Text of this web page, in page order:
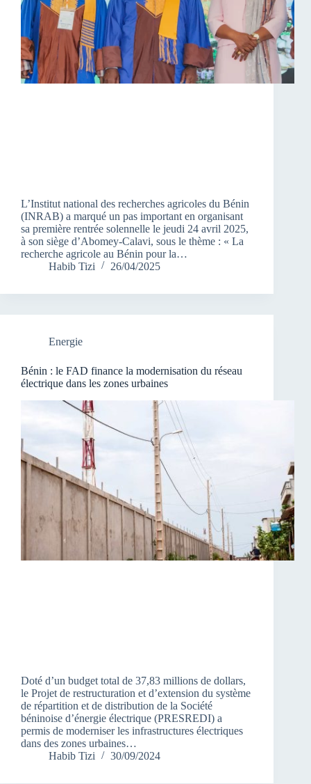
L’Institut national des recherches agricoles du Bénin
(INRAB) a marqué un pas important en organisant
sa première rentrée solennelle le jeudi 24 avril 2025,
à son siège d’Abomey-Calavi, sous le thème : « La
recherche agricole au Bénin pour la…
Habib Tizi
26/04/2025
Energie
Bénin : le FAD finance la modernisation du réseau
électrique dans les zones urbaines
Doté d’un budget total de 37,83 millions de dollars,
le Projet de restructuration et d’extension du système
de répartition et de distribution de la Société
béninoise d’énergie électrique (PRESREDI) a
permis de moderniser les infrastructures électriques
dans des zones urbaines…
Habib Tizi
30/09/2024